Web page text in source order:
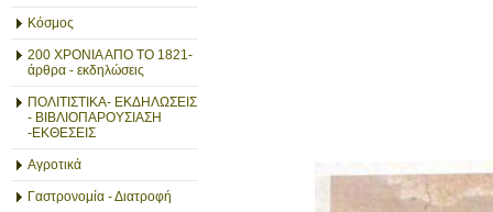
Κόσμος
200 ΧΡΟΝΙΑ ΑΠΟ ΤΟ 1821-
άρθρα - εκδηλώσεις
ΠΟΛΙΤΙΣΤΙΚΑ- ΕΚΔΗΛΩΣΕΙΣ
- ΒΙΒΛΙΟΠΑΡΟΥΣΙΑΣΗ
-ΕΚΘΕΣΕΙΣ
Αγροτικά
Γαστρονομία - Διατροφή